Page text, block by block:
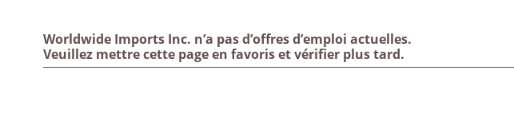
Worldwide Imports Inc. n’a pas d’offres d’emploi actuelles.
Veuillez mettre cette page en favoris et vérifier plus tard.